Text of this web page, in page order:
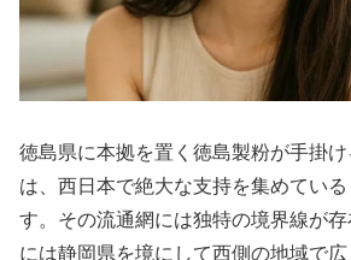
徳島県に本拠を置く徳島製粉が手掛
は、西日本で絶大な支持を集めてい
す。その流通網には独特の境界線が
には静岡県を境にして西側の地域で